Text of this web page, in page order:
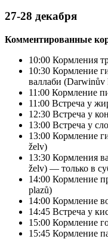
27-28 декабря
Комментированные
10:00 Кормления
10:30 Кормление
валлаби (Darwinův
11:00 Кормление
11:00 Встреча у
12:30 Встреча у
13:00 Встреча у
13:00 Кормление
želv)
13:30 Кормления
želv) — только в
14:00 Кормление
plazů)
14:00 Кормление
14:45 Встреча у
15:00 Кормление
15:45 Кормление